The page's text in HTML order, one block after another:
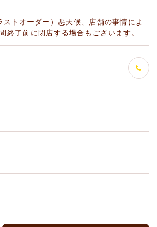
トオーダー）悪天候、店舗の事情によ
終了前に閉店する場合もございます。